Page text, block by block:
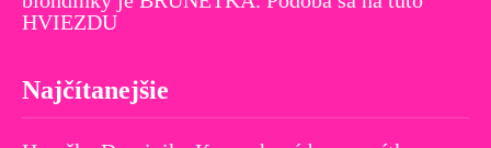
HVIEZDU
Najčítanejšie